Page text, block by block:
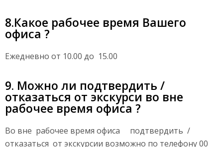
8.Какое рабочее время Вашего
офиса ?
Ежедневно от 10.00 до 15.00
9. Можно ли подтвердить /
отказаться от экскурси во вне
рабочее время офиса ?
Во вне рабочее время офиса подтвердить /
отказаться от экскурсии возможно по телефону 00